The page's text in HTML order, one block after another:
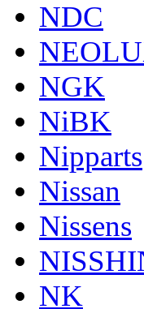
NDC
NGK
NiBK
Nipparts
Nissan
Nissens
NK